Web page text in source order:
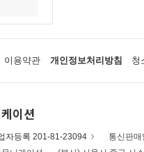
이용약관 개인정보처리방침 청
이션
자등록 201-81-23094 통신판